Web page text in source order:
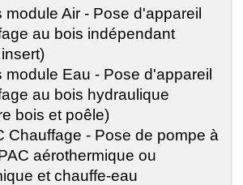
module Air - Pose d'appareil
au bois indépendant
module Eau - Pose d'appareil
au bois hydraulique
bois et poêle)
Chauffage - Pose de pompe à
aérothermique ou
et chauffe-eau